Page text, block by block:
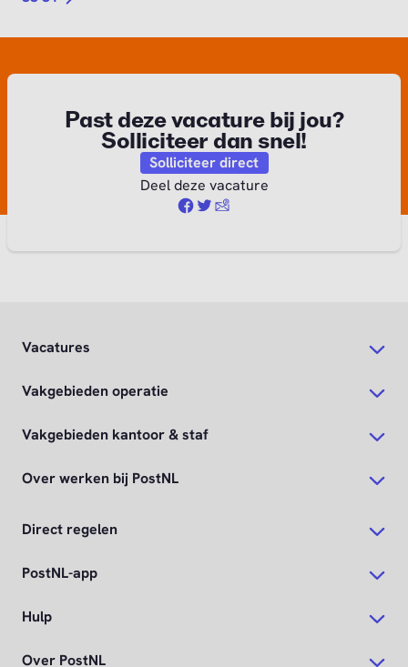
Vacatures
Vakgebieden operatie
Vakgebieden kantoor & staf
Over werken bij PostNL
Direct regelen
PostNL-app
Hulp
Over PostNL